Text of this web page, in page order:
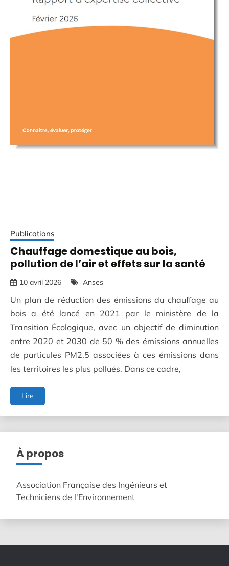
Publications
Chauffage domestique au bois,
pollution de l’air et effets sur la santé
10 avril 2026 Anses
Un plan de réduction des émissions du chauffage au
bois a été lancé en 2021 par le ministère de la
Transition Écologique, avec un objectif de diminution
entre 2020 et 2030 de 50 % des émissions annuelles
de particules PM2,5 associées à ces émissions dans
les territoires les plus pollués. Dans ce cadre,
Lire
domestique
au
l’air
effets
sur
la
À propos
Association Française des Ingénieurs et
Techniciens de l'Environnement